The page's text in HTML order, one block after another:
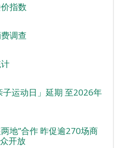
指数
调查
运动日」延期 至2026年
地”合作 昨促逾270场商
开放